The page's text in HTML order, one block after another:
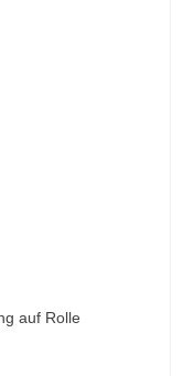
auf Rolle